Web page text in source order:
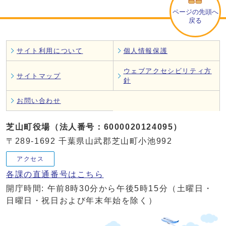
ページの先頭へ
戻る
サイト利用について 個人情報保護
サイトマップ
ウェブアクセシビリティ方
針
お問い合わせ
芝山町役場（法人番号：6000020124095）
〒289-1692 千葉県山武郡芝山町小池992
アクセス
各課の直通番号はこちら
開庁時間: 午前8時30分から午後5時15分（土曜日・
日曜日・祝日および年末年始を除く）